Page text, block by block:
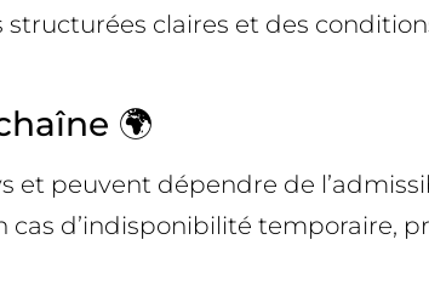
claires et des
🌍
et peuvent dépendre de
d’indisponibilité temporaire,